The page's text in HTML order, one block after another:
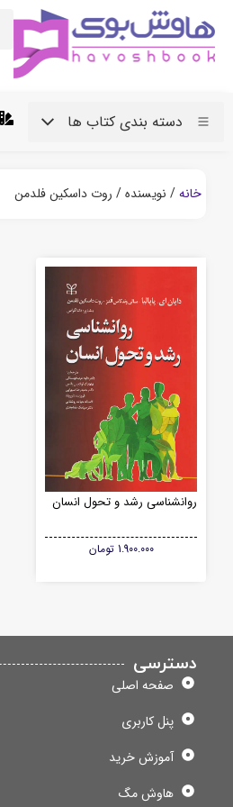
دسته بندی کتاب ها
خانه/ نویسنده / روت داسکین فلدمن
روانشناسی رشد و تحول انسان
1.900.000 تومان
دسترسی
صفحه اصلی
پنل کاربری
آموزش خرید
هاوش مگ